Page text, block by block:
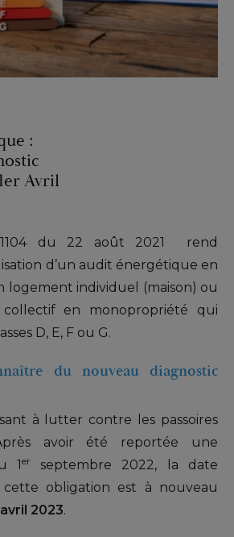
:
Avril
1104 du 22 août 2021 rend
d’un audit énergétique en
logement individuel (maison) ou
collectif en monopropriété qui
D, E, F ou G.
du nouveau diagnostic
à lutter contre les passoires
avoir été reportée une
1 erseptembre 2022, la date
cette obligation est à nouveau
avril 2023.